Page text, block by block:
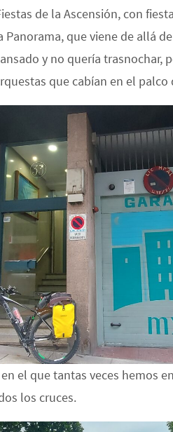
de la Ascensión, con
que viene de allá
y no quería trasnochar,
que cabían en el palco
el que tantas veces hemos
los cruces.